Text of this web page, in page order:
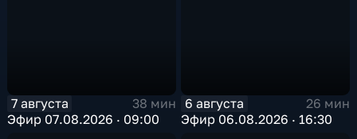
7 августа
38 мин
Эфир 07.08.2026 · 09:00
6 августа
26 мин
Эфир 06.08.2026 · 16:30